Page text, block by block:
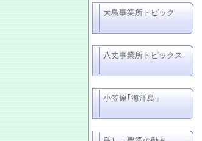
大島事業所トピック
八丈事業所トピックス
小笠原｢海洋島」